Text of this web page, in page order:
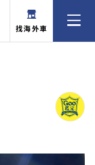
找海外車